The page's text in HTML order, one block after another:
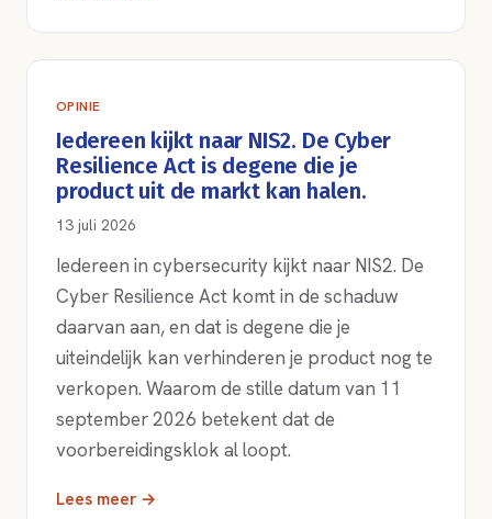
OPINIE
Iedereen kijkt naar NIS2. De Cyber
Resilience Act is degene die je
product uit de markt kan halen.
13 juli 2026
Iedereen in cybersecurity kijkt naar NIS2. De
Cyber Resilience Act komt in de schaduw
daarvan aan, en dat is degene die je
uiteindelijk kan verhinderen je product nog te
verkopen. Waarom de stille datum van 11
september 2026 betekent dat de
voorbereidingsklok al loopt.
Lees meer →